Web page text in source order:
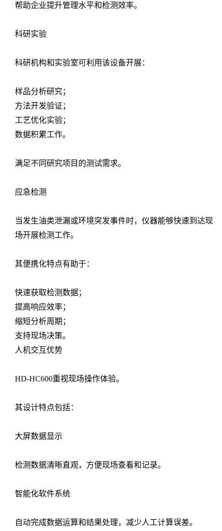
帮助企业提升管理水平和检测效率。
科研实验
科研机构和实验室可利用该设备开展：
样品分析研究；
方法开发验证；
工艺优化实验；
数据积累工作。
满足不同研究项目的测试需求。
应急检测
当发生油类泄漏或环境突发事件时，仪器能够快速到达现
场开展检测工作。
其便携化特点有助于：
快速获取检测数据；
提高响应效率；
缩短分析周期；
支持现场决策。
人机交互优势
HD-HC600重视现场操作体验。
其设计特点包括：
大屏数据显示
检测数据清晰直观，方便现场查看和记录。
智能化软件系统
自动完成数据运算和结果处理，减少人工计算误差。